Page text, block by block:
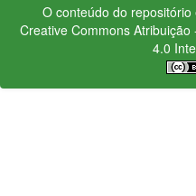
O conteúdo do
Creative CommonsAtribuição
4.0